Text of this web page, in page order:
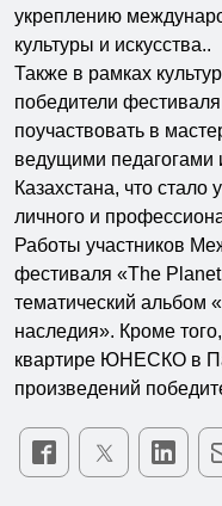
укреплению
культуры и искусства..
Также в рамках
победители
поучаствовать в
ведущими педагогами
Казахстана, что
личного и
Работы участников
фестиваля «The
тематический альбом
наследия». Кроме
квартире ЮНЕСКО в
произведений